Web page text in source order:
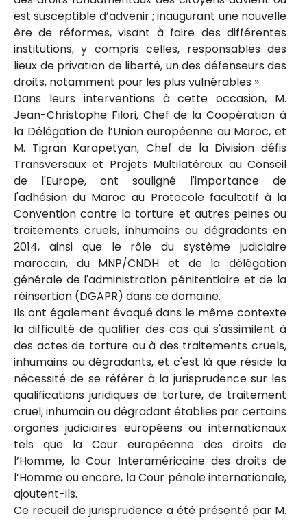
est susceptible d’advenir ; inaugurant une nouvelle
ère de réformes, visant à faire des différentes
institutions, y compris celles, responsables des
lieux de privation de liberté, un des défenseurs des
droits, notamment pour les plus vulnérables ».
Dans leurs interventions à cette occasion, M.
Jean-Christophe Filori, Chef de la Coopération à
la Délégation de l’Union européenne au Maroc, et
M. Tigran Karapetyan, Chef de la Division défis
Transversaux et Projets Multilatéraux au Conseil
de l'Europe, ont souligné l'importance de
l'adhésion du Maroc au Protocole facultatif à la
Convention contre la torture et autres peines ou
traitements cruels, inhumains ou dégradants en
2014, ainsi que le rôle du système judiciaire
marocain, du MNP/CNDH et de la délégation
générale de l'administration pénitentiaire et de la
réinsertion (DGAPR) dans ce domaine.
Ils ont également évoqué dans le même contexte
la difficulté de qualifier des cas qui s'assimilent à
des actes de torture ou à des traitements cruels,
inhumains ou dégradants, et c'est là que réside la
nécessité de se référer à la jurisprudence sur les
qualifications juridiques de torture, de traitement
cruel, inhumain ou dégradant établies par certains
organes judiciaires européens ou internationaux
tels que la Cour européenne des droits de
l’Homme, la Cour Interaméricaine des droits de
l’Homme ou encore, la Cour pénale internationale,
ajoutent-ils.
Ce recueil de jurisprudence a été présenté par M.